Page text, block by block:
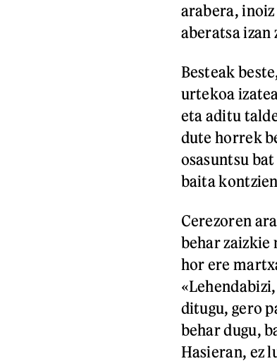
arabera,
aberatsa izan
Besteak
urtekoa
eta aditu
dute horrek
osasuntsu
baita
Cerezoren
behar zaizkie
hor ere
ditugu, gero
behar dugu,
Hasieran, ez